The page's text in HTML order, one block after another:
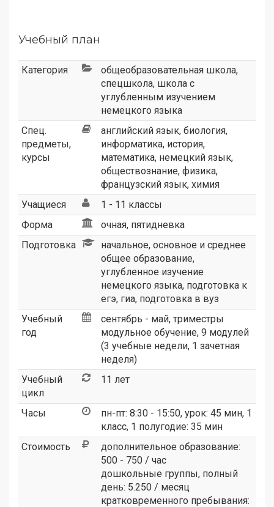
Учебный план
Категория общеобразовательная школа,
спецшкола, школа с
углубленным изучением
немецкого языка
Спец.
предметы,
курсы
английский язык, биология,
информатика, история,
математика, немецкий язык,
обществознание, физика,
французский язык, химия
Учащиеся
1 - 11 классы
Форма
очная, пятидневка
Подготовка
начальное, основное и среднее
общее образование,
углубленное изучение
немецкого языка, подготовка к
егэ, гиа, подготовка в вуз
Учебный
год
сентябрь - май, триместры
модульное обучение, 9 модулей
(3 учебные недели, 1 зачетная
неделя)
Учебный
цикл
11 лет
Часы
пн-пт: 8:30 - 15:50, урок: 45 мин, 1
класс, 1 полугодие: 35 мин
Стоимость
дополнительное образование:
500 - 750 / час
дошкольные группы, полный
день: 5.250 / месяц
кратковременного пребывания: